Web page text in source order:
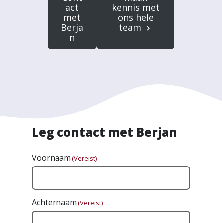
act
met
Berja
n
kennis met
ons hele
team
Leg contact met Berjan
Voornaam(Vereist)
Achternaam(Vereist)